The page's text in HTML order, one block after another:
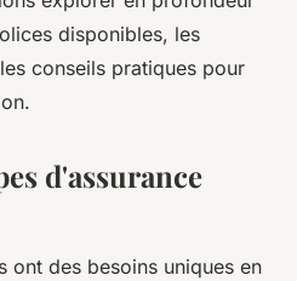
disponibles, les
conseils pratiques pour
d'assurance
ont des besoins uniques en